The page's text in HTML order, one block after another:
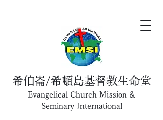
希伯崙/希頓島基督教生命堂
Evangelical Church Mission &
Seminary International